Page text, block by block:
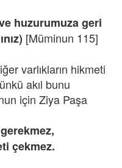
huzurumuza geri
[Müminun 115]
varlıkların hikmeti
akıl bunu
için Ziya Paşa
çekmez.